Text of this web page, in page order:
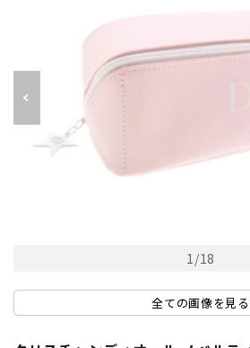
1/18
全ての画像を見る